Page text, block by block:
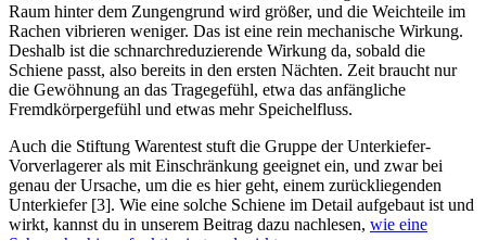
Raum hinter dem Zungengrund wird größer, und die Weichteile im
Rachen vibrieren weniger. Das ist eine rein mechanische Wirkung.
Deshalb ist die schnarchreduzierende Wirkung da, sobald die
Schiene passt, also bereits in den ersten Nächten. Zeit braucht nur
die Gewöhnung an das Tragegefühl, etwa das anfängliche
Fremdkörpergefühl und etwas mehr Speichelfluss.
Auch die Stiftung Warentest stuft die Gruppe der Unterkiefer-
Vorverlagerer als mit Einschränkung geeignet ein, und zwar bei
genau der Ursache, um die es hier geht, einem zurückliegenden
Unterkiefer [3]. Wie eine solche Schiene im Detail aufgebaut ist und
wirkt, kannst du in unserem Beitrag dazu nachlesen, wie eine